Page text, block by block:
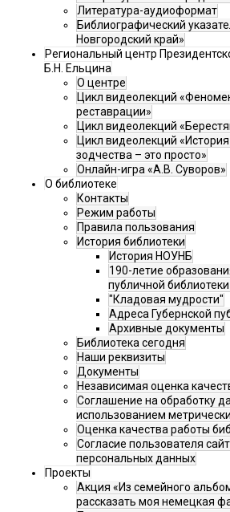
Литература-аудиоформат
Библиографический
Новгородский край»
Региональный центр
Б.Н. Ельцина
О центре
Цикл видеолекций
реставрации»
Цикл видеолекций
Цикл видеолекций
зодчества – это просто»
Онлайн-игра «А.В. Суворов»
О библиотеке
Контакты
Режим работы
Правила пользования
История библиотеки
История НОУНБ
190-летие
публичной
"Кладовая мудрости"
Адреса Губернской
Архивные документы
Библиотека сегодня
Наши реквизиты
Документы
Независимая оценка
Соглашение на обработку
использованием
Оценка качества работы
Согласие пользователя
персональных данных
Проекты
Акция «Из семейного
рассказать моя немецкая